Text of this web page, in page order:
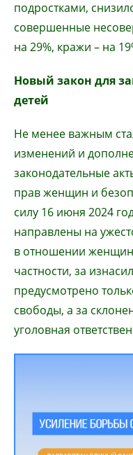
подростками,
совершенные
на 29%, кражи – на
Новый закон для
детей
Не менее важным
изменений и
законодательные
прав женщин и
силу 16 июня 2024
направлены на
в отношении
частности, за
предусмотрено
свободы, а за
уголовная